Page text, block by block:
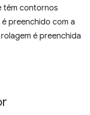
têm contornos
preenchido com a
é preenchida